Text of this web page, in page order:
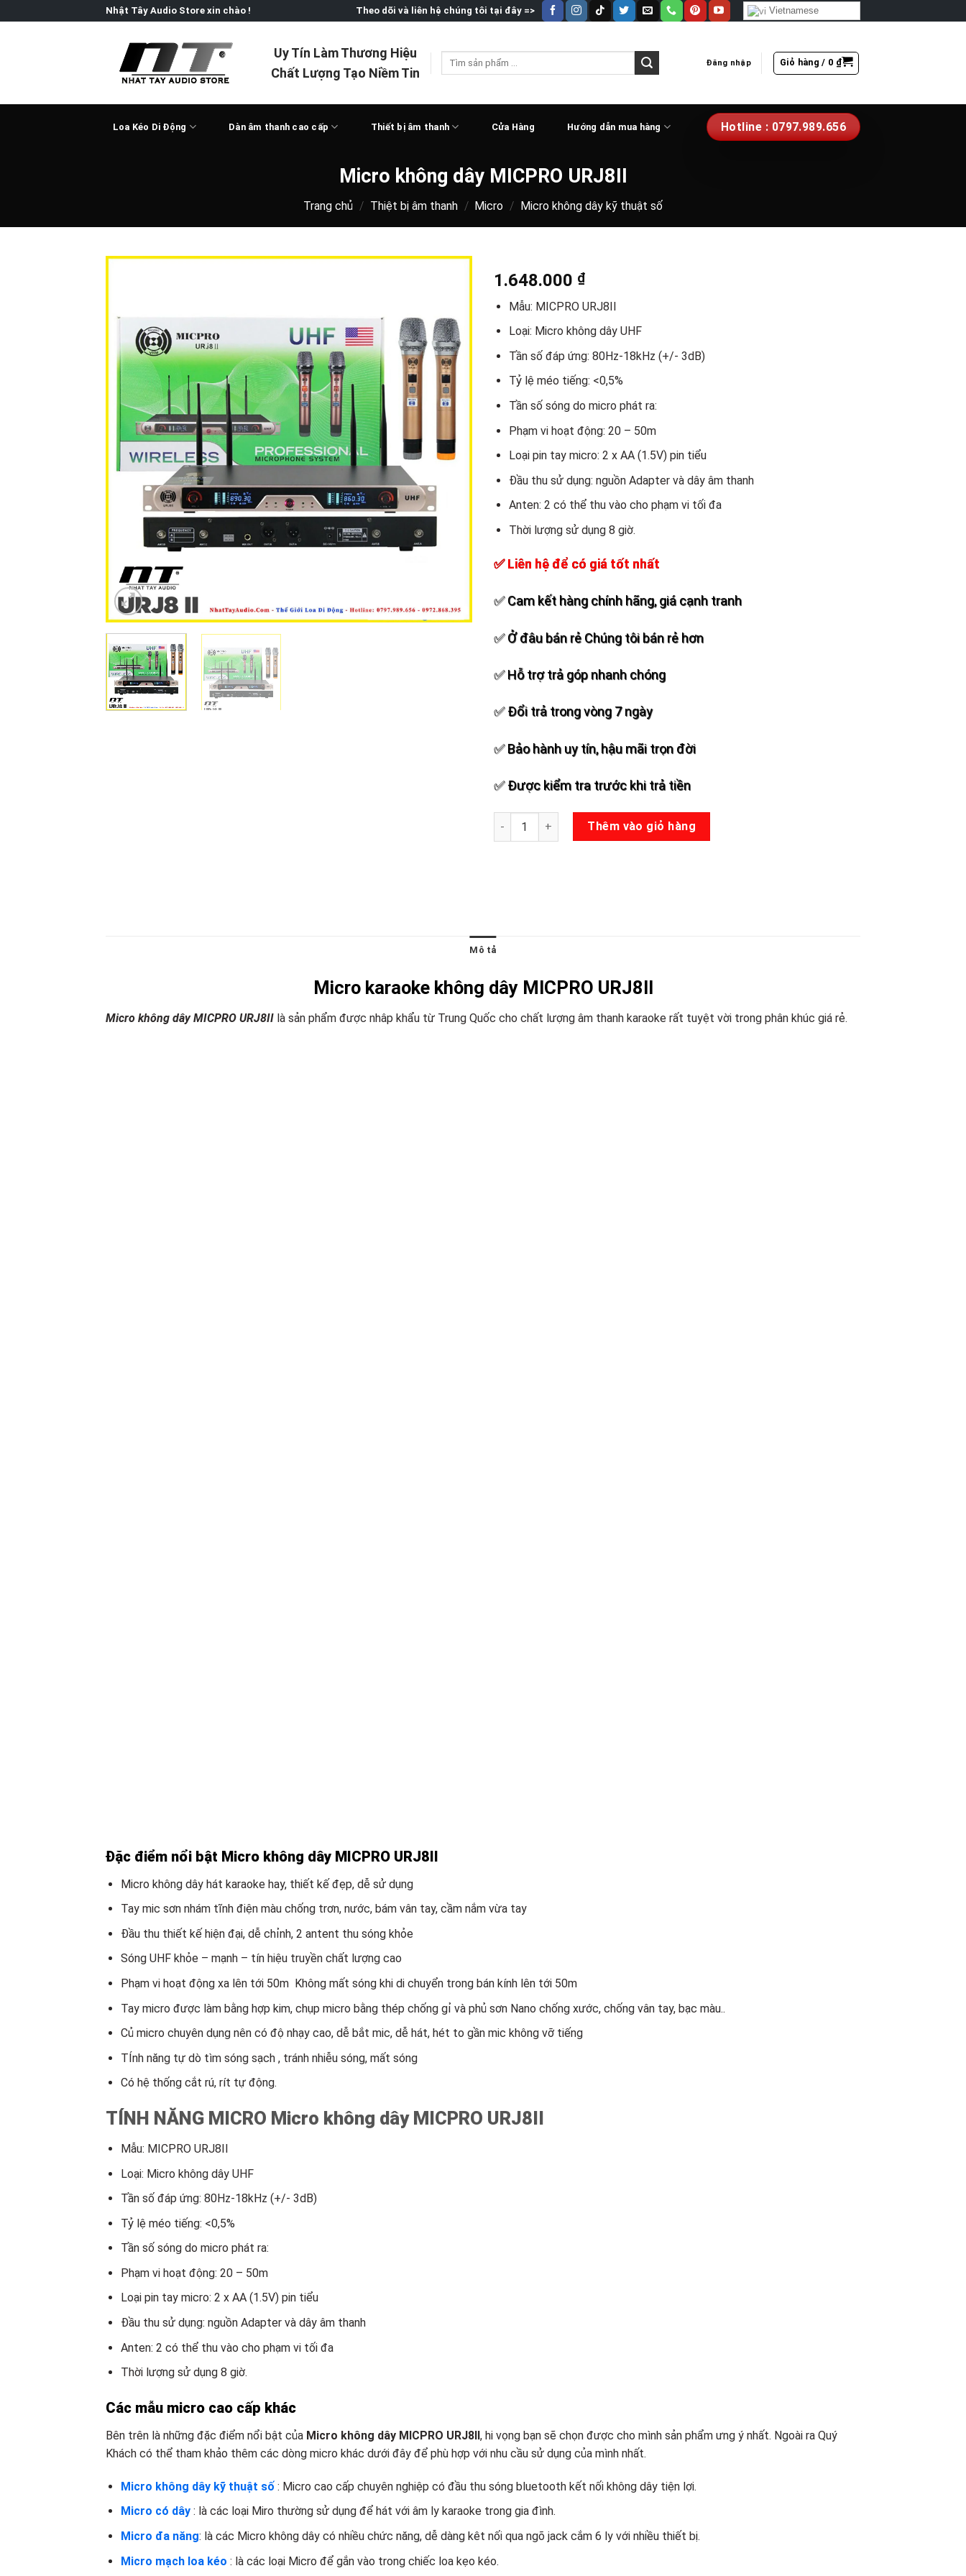
to
Nhật Tây Audio Store xin chào ! Theo dõi và liên hệ chúng tôi tại đây => Vietnamese
Uy Tín Làm Thương Hiệu
Chất Lượng Tạo Niềm Tin
Tìm
Đăng nhập Giỏ hàng / 0 ₫
Loa Kéo Di Động Dàn âm thanh cao cấp Thiết bị âm thanh Cửa Hàng Hướng dẫn mua hàng Hotline : 0797.989.656
Micro không dây MICPRO URJ8II
Trang chủ / Thiệt bị âm thanh / Micro / Micro không dây kỹ thuật số
Add to
wishlist
1.648.000 ₫
Mẫu: MICPRO URJ8II
Loại: Micro không dây UHF
Tần số đáp ứng: 80Hz-18kHz (+/- 3dB)
Tỷ lệ méo tiếng: <0,5%
Tần số sóng do micro phát ra:
Phạm vi hoạt động: 20 – 50m
Loại pin tay micro: 2 x AA (1.5V) pin tiểu
Đầu thu sử dụng: nguồn Adapter và dây âm thanh
Anten: 2 có thể thu vào cho phạm vi tối đa
Thời lượng sử dụng 8 giờ.
✅ Liên hệ để có giá tốt nhất
✅ Cam kết hàng chính hãng, giá cạnh tranh
✅ Ở đâu bán rẻ Chúng tôi bán rẻ hơn
✅ Hỗ trợ trả góp nhanh chóng
✅ Đổi trả trong vòng 7 ngày
✅ Bảo hành uy tín, hậu mãi trọn đời
✅ Được kiểm tra trước khi trả tiền
Micro không dây MICPRO URJ8II số lượng
Thêm vào giỏ hàng
Mô tả
Micro karaoke không dây MICPRO URJ8II
Micro không dây MICPRO URJ8II là sản phẩm được nhâp khẩu từ Trung Quốc cho chất lượng âm thanh karaoke rất tuyệt vời trong phân khúc giá rẻ.
Đặc điểm nổi bật Micro không dây MICPRO URJ8II
Micro không dây hát karaoke hay, thiết kế đẹp, dễ sử dụng
Tay mic sơn nhám tĩnh điện màu chống trơn, nước, bám vân tay, cầm nắm vừa tay
Đầu thu thiết kế hiện đại, dễ chỉnh, 2 antent thu sóng khỏe
Sóng UHF khỏe – mạnh – tín hiệu truyền chất lượng cao
Phạm vi hoạt động xa lên tới 50m Không mất sóng khi di chuyển trong bán kính lên tới 50m
Tay micro được làm bằng hợp kim, chụp micro bằng thép chống gỉ và phủ sơn Nano chống xước, chống vân tay, bạc màu..
Củ micro chuyên dụng nên có độ nhạy cao, dễ bắt mic, dễ hát, hét to gần mic không vỡ tiếng
TÍnh năng tự dò tìm sóng sạch , tránh nhiễu sóng, mất sóng
Có hệ thống cắt rú, rít tự động.
TÍNH NĂNG MICRO Micro không dây MICPRO URJ8II
Mẫu: MICPRO URJ8II
Loại: Micro không dây UHF
Tần số đáp ứng: 80Hz-18kHz (+/- 3dB)
Tỷ lệ méo tiếng: <0,5%
Tần số sóng do micro phát ra:
Phạm vi hoạt động: 20 – 50m
Loại pin tay micro: 2 x AA (1.5V) pin tiểu
Đầu thu sử dụng: nguồn Adapter và dây âm thanh
Anten: 2 có thể thu vào cho phạm vi tối đa
Thời lượng sử dụng 8 giờ.
Các mẫu micro cao cấp khác
Bên trên là những đặc điểm nổi bật của Micro không dây MICPRO URJ8II, hi vọng bạn sẽ chọn được cho mình sản phẩm ưng ý nhất. Ngoài ra Quý
Khách có thể tham khảo thêm các dòng micro khác dưới đây để phù hợp với nhu cầu sử dụng của mình nhất.
Micro không dây kỹ thuật số : Micro cao cấp chuyên nghiệp có đầu thu sóng bluetooth kết nối không dây tiện lợi.
Micro có dây : là các loại Miro thường sử dụng để hát với âm ly karaoke trong gia đình.
Micro đa năng: là các Micro không dây có nhiều chức năng, dễ dàng kêt nối qua ngõ jack cắm 6 ly với nhiều thiết bị.
Micro mạch loa kéo : là các loại Micro để gắn vào trong chiếc loa kẹo kéo.